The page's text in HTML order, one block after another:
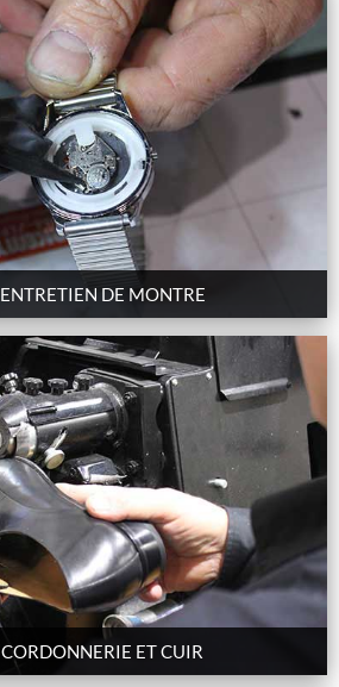
ENTRETIEN DE MONTRE
CORDONNERIE ET CUIR